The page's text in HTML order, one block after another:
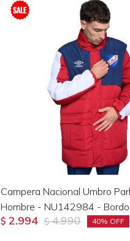
Campera Nacional Umbro
Hombre - NU142984 -
$ 2.994 $ 4.990 40